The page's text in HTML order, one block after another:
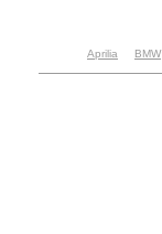
Aprilia BMW